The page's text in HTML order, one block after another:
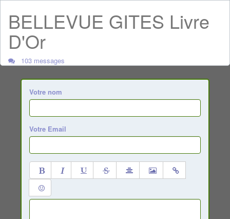
BELLEVUE GITES Livre
D'Or
103 messages
Votre nom
Votre Email